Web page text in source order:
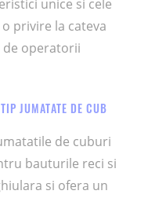
unice si cele
privire la cateva
operatorii
JUMATATE DE CUB
de cuburi
bauturile reci si
si ofera un